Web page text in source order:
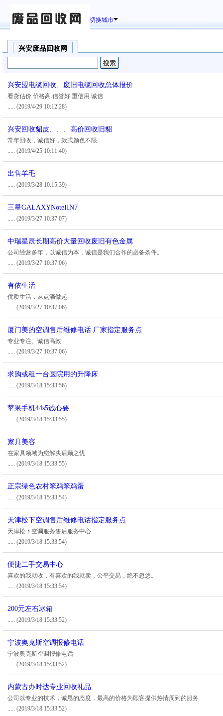
切换城市
兴安废品回收网
兴安盟电缆回收、废旧电缆回收总体报价
看货估价.价格高.信誉好.重信用.诚信
..... (2019/4/29 10:12:28)
兴安回收貂皮、、、高价回收旧貂
常年回收，诚信好，款式颜色不限
..... (2019/4/25 10:11:40)
出售羊毛
..... (2019/3/28 10:15:39)
三星GALAXYNoteIIN7
..... (2019/3/27 10:37:07)
中瑞星辰长期高价大量回收废旧有色金属
公司经营多年，以诚信为本，诚信是我们合作的必备条件。
..... (2019/3/27 10:37:06)
有依生活
优质生活，从点滴做起
..... (2019/3/27 10:37:06)
厦门美的空调售后维修电话 厂家指定服务点
专业专注、诚信高效
..... (2019/3/27 10:37:06)
求购或租一台医院用的升降床
..... (2019/3/18 15:33:56)
苹果手机44s5诚心要
..... (2019/3/18 15:33:55)
家具美容
在家具领域为您解决后顾之忧
..... (2019/3/18 15:33:55)
正宗绿色农村笨鸡笨鸡蛋
..... (2019/3/18 15:33:54)
天津松下空调售后维修电话指定服务点
天津松下空调服务售后服务中心
..... (2019/3/18 15:33:54)
便捷二手交易中心
喜欢的我就收，有喜欢的我就卖，公平交易，绝不忽悠。
..... (2019/3/18 15:33:54)
200元左右冰箱
..... (2019/3/18 15:33:52)
宁波奥克斯空调报修电话
宁波奥克斯空调报修电话
..... (2019/3/18 15:33:52)
内蒙古办时达专业回收礼品
公司以专业的技术，诚恳的态度，最高的价格为顾客提供热情周到的服务
..... (2019/3/18 15:33:52)